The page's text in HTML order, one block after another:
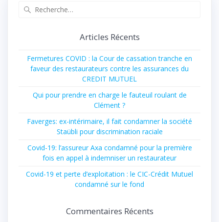
Articles Récents
Fermetures COVID : la Cour de cassation tranche en
faveur des restaurateurs contre les assurances du
CREDIT MUTUEL
Qui pour prendre en charge le fauteuil roulant de
Clément ?
Faverges: ex-intérimaire, il fait condamner la société
Staübli pour discrimination raciale
Covid-19: l’assureur Axa condamné pour la première
fois en appel à indemniser un restaurateur
Covid-19 et perte d’exploitation : le CIC-Crédit Mutuel
condamné sur le fond
Commentaires Récents